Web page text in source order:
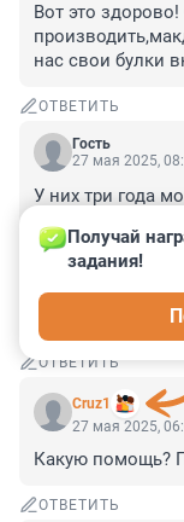
Вот это
нас свои булки
ОТВЕТИТЬ
Гость
27 мая 2025,
У них три года
прочности?
К тому же,
понимаю,
бизнесе
ОТВЕТИТЬ
Cruz1
Получай
задания!
27 мая 2025,
Какую помощь?
ОТВЕТИТЬ